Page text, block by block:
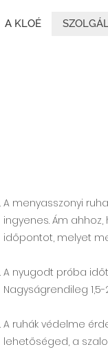
A KLOÉ
A menyasszonyi
ingyenes. Ám
időpontot, melyet
A nyugodt próba
Nagyságrendileg
A ruhák védelme
lehetőséged, a